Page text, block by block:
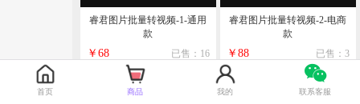
首页 商品 我的 联系客服
睿君图片批量转视频-1-通用
款
￥68 已售：16
睿君图片批量转视频-2-电商
款
￥88 已售：3